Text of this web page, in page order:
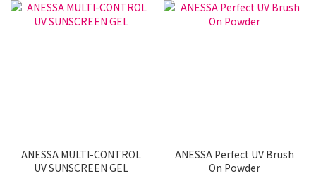
ANESSA MULTI-CONTROL
UV SUNSCREEN GEL
ANESSA Perfect UV Brush
On Powder